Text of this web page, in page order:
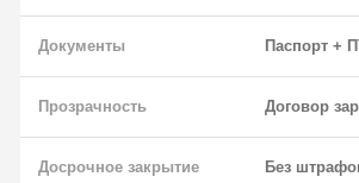
Документы Паспорт +
Прозрачность Договор
Досрочное закрытие Без